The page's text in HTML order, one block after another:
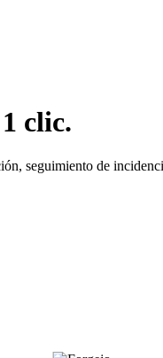
clic.
seguimiento de